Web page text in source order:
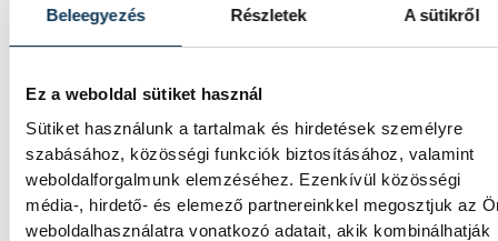
Beleegyezés Részletek A sütikről
Ez a weboldal sütiket használ
Sütiket használunk a tartalmak és hirdetések személyre
szabásához, közösségi funkciók biztosításához, valamint
weboldalforgalmunk elemzéséhez. Ezenkívül közösségi
média-, hirdető- és elemező partnereinkkel megosztjuk az
weboldalhasználatra vonatkozó adatait, akik kombinálhatják